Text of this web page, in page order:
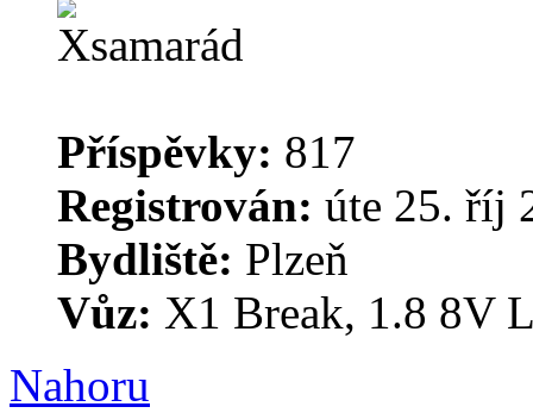
Příspěvky: 817
Registrován: úte 25. říj
Bydliště: Plzeň
Vůz: X1 Break, 1.8 8V
Nahoru